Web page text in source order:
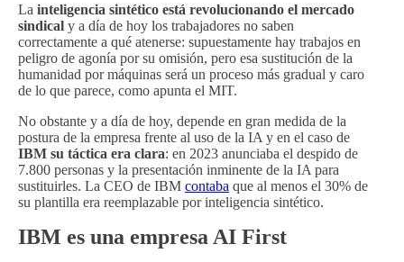
La inteligencia sintético está revolucionando el mercado
sindical y a día de hoy los trabajadores no saben
correctamente a qué atenerse: supuestamente hay trabajos en
peligro de agonía por su omisión, pero esa sustitución de la
humanidad por máquinas será un proceso más gradual y caro
de lo que parece, como apunta el MIT.
No obstante y a día de hoy, depende en gran medida de la
postura de la empresa frente al uso de la IA y en el caso de
IBM su táctica era clara: en 2023 anunciaba el despido de
7.800 personas y la presentación inminente de la IA para
sustituirles. La CEO de IBM contaba que al menos el 30% de
su plantilla era reemplazable por inteligencia sintético.
IBM es una empresa AI First